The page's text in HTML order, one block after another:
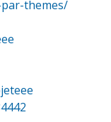
themes/